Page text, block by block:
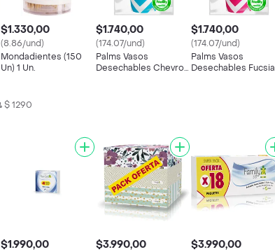
$1.330,00
(8.86/und)
Mondadientes (150
Un) 1 Un.
$1.740,00
(174.07/und)
Palms Vasos
Desechables Chevron
$1.740,00
(174.07/und)
Palms Vasos
Desechables Fucsia
$ 1290
$1.990,00 $3.990,00 $3.990,00